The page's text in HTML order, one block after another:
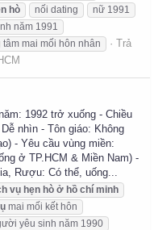
hò nối dating
nữ 1991
năm 1991
tâm mai mối hôn nhân
Trả
1992 trở xuống - Chiều
nhìn - Tôn giáo: Không
- Yêu cầu vùng miền:
ở TP.HCM & Miền Nam) -
Rượu: Có thể, uống...
vụ hẹn hò ở hồ chí minh
mai mối kết hôn
yêu sinh năm 1990